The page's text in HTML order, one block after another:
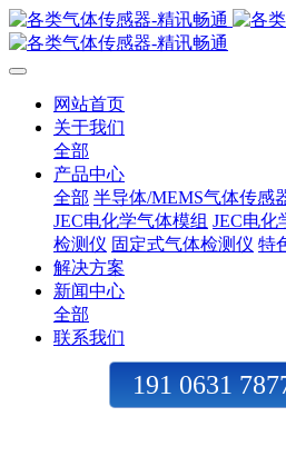
网站首页
关于我们
全部
产品中心
全部 半导体/MEMS气体传感
JEC电化学气体模组 JEC电化
检测仪 固定式气体检测仪 特
解决方案
新闻中心
全部
联系我们
191 0631